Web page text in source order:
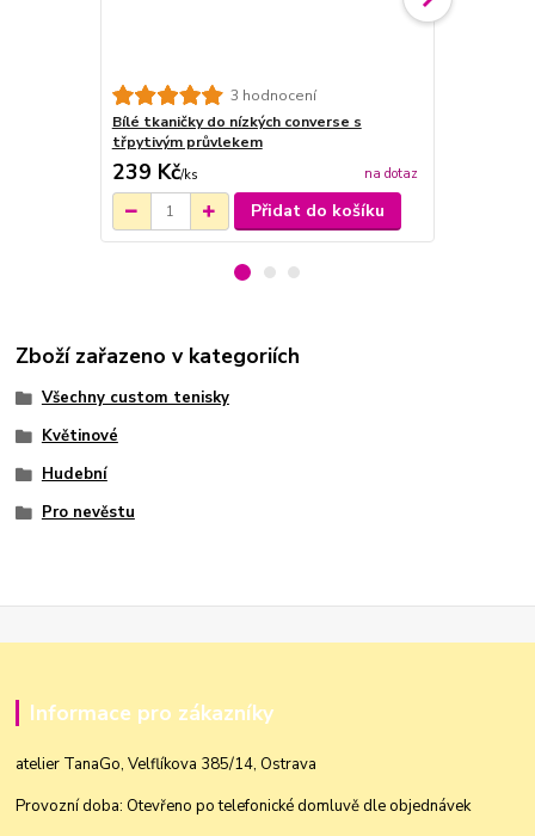
3 hodnocení
Bílé tkaničky do nízkých converse s
třpytivým průvlekem
239 Kč/ks na dotaz
Přidat do košíku
Zboží zařazeno v kategoriích
Všechny custom tenisky
Květinové
Hudební
Pro nevěstu
Informace pro zákazníky
atelier TanaGo, Velflíkova 385/14, Ostrava
Provozní doba: Otevřeno po telefonické domluvě dle objednávek